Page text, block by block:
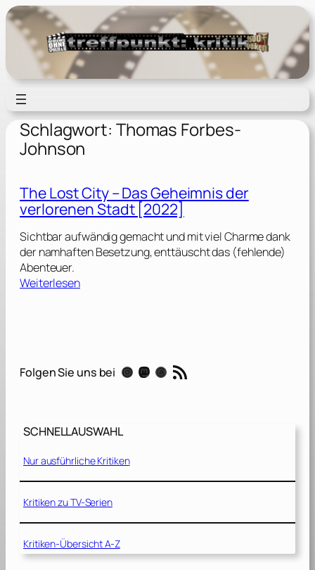
Zum
Inhalt
springen
Schlagwort: Thomas Forbes-
Johnson
The Lost City – Das Geheimnis der
verlorenen Stadt [2022]
Sichtbar aufwändig gemacht und mit viel Charme dank
der namhaften Besetzung, enttäuscht das (fehlende)
Abenteuer.
Weiterlesen:
s
t
–
D
G
e
Folgen Sie uns bei Instagram Mastodon Threads RSS-Feed
SCHNELLAUSWAHL
Nur ausführliche Kritiken
Kritiken zu TV-Serien
Kritiken-Übersicht A-Z